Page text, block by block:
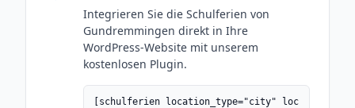
Integrieren Sie die Schulferien von
Gundremmingen direkt in Ihre
WordPress-Website mit unserem
kostenlosen Plugin.
[schulferien location_type="city" loc